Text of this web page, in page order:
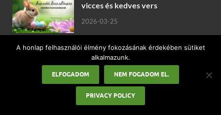
vicces és kedves vers
2026-03-25
A LEGO minden korosztálynak tud
újat mutatni!
2026-03-04
Valentin-napi páros pólók ajándékba
A honlap felhasználói élmény fokozásának érdekében sütiket
alkalmazunk.
ELFOGADOM NEM FOGADOM EL.
PRIVACY POLICY